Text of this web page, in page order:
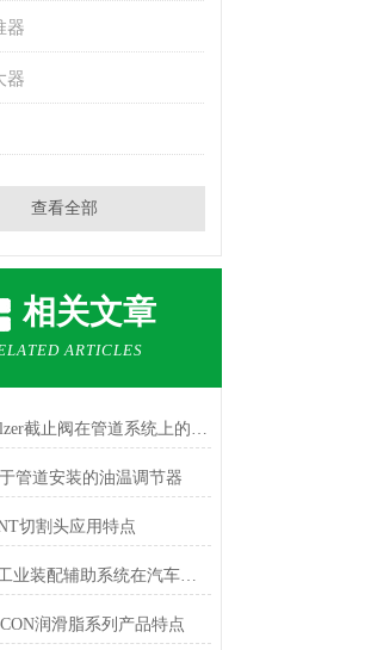
器
器
查看全部
相关文章
ARTICLES
Schubert-Salzer截止阀在管道系统上的应用
管道安装的油温调节器
切割头应用特点
德国Sarissa工业装配辅助系统在汽车行业的应用
润滑脂系列产品特点